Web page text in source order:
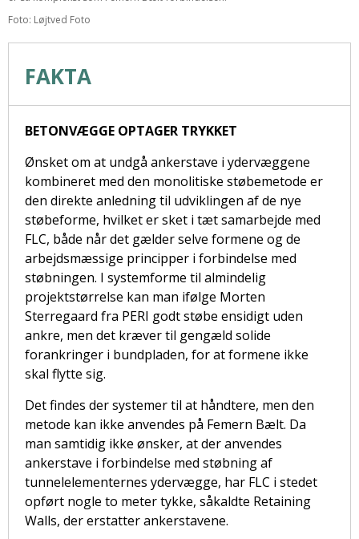
Foto: Løjtved Foto
FAKTA
BETONVÆGGE OPTAGER TRYKKET
Ønsket om at undgå ankerstave i ydervæggene
kombineret med den monolitiske støbemetode er
den direkte anledning til udviklingen af de nye
støbeforme, hvilket er sket i tæt samarbejde med
FLC, både når det gælder selve formene og de
arbejdsmæssige principper i forbindelse med
støbningen. I systemforme til almindelig
projektstørrelse kan man ifølge Morten
Sterregaard fra PERI godt støbe ensidigt uden
ankre, men det kræver til gengæld solide
forankringer i bundpladen, for at formene ikke
skal flytte sig.
Det findes der systemer til at håndtere, men den
metode kan ikke anvendes på Femern Bælt. Da
man samtidig ikke ønsker, at der anvendes
ankerstave i forbindelse med støbning af
tunnelelementernes ydervægge, har FLC i stedet
opført nogle to meter tykke, såkaldte Retaining
Walls, der erstatter ankerstavene.